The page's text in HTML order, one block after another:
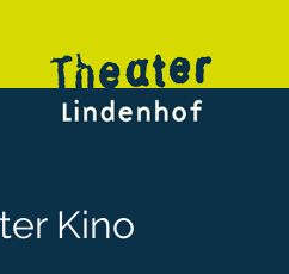
Kino